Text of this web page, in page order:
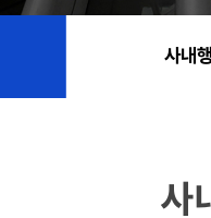
사내
사